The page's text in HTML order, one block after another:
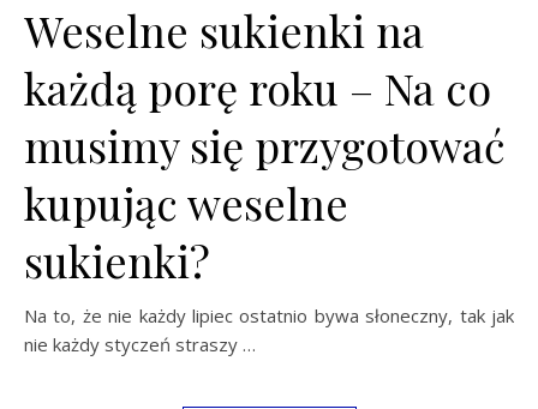
Weselne sukienki na
każdą porę roku – Na co
musimy się przygotować
kupując weselne
sukienki?
Na to, że nie każdy lipiec ostatnio bywa słoneczny, tak jak
nie każdy styczeń straszy …